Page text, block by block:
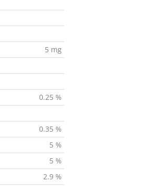
5 mg
0.25 %
0.35 %
5 %
5 %
2.9 %